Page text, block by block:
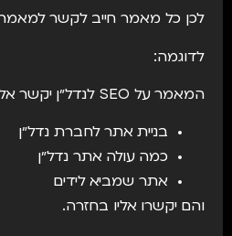
לכן כל מאמר חייב לקשר
לדוגמה:
המאמר על SEO לנדל״ן יקשר אל:
בניית אתר לחברת נדל״ן
כמה עולה אתר נדל״ן
אתר שמביא לידים
והם יקשרו אליו בחזרה.